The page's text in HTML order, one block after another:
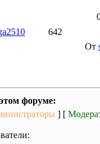
642
От
форуме:
] [